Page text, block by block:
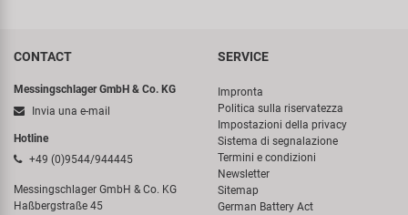
CONTACT
Messingschlager GmbH & Co. KG
Invia una e-mail
Hotline
+49 (0)9544/944445
Messingschlager GmbH & Co. KG
Haßbergstraße 45
SERVICE
Impronta
Politica sulla riservatezza
Impostazioni della privacy
Sistema di segnalazione
Termini e condizioni
Newsletter
Sitemap
German Battery Act